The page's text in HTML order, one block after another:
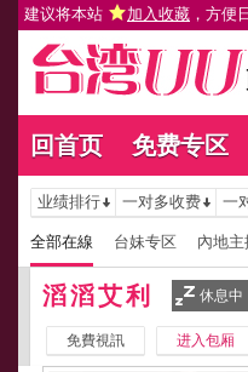
建议将本站 加入收藏 ，方便
回首页 免费专区
业绩排行 一对多收费 一
全部在線 台妹专区 內地主
滔滔艾利 休息中
免費視訊 进入包厢